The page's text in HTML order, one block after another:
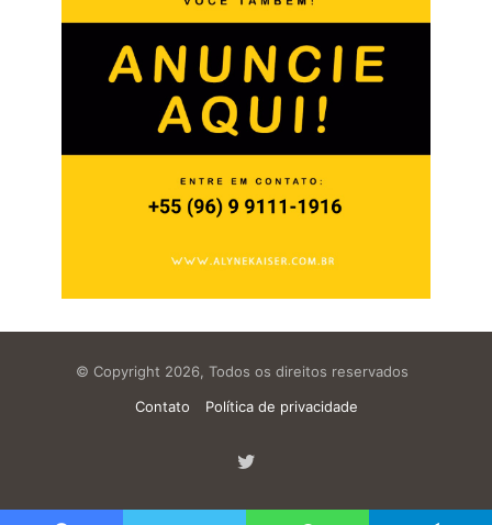
© Copyright 2026, Todos os direitos reservados
Contato
Política de privacidade
Twitter